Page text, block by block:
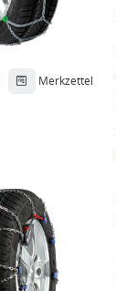
Merkzettel